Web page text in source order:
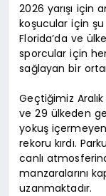
2026 yarışı için
koşucular için
Florida’da ve
sporcular için
sağlayan bir
Geçtiğimiz
ve 29 ülkeden
yokuş
rekoru kırdı.
canlı
manzaralarını
uzanmaktadır.